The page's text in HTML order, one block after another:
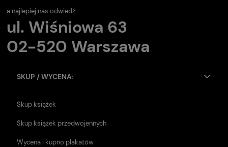
a najlepiej nas odwiedź:
ul. Wiśniowa 63
02-520 Warszawa
SKUP / WYCENA:
Skup książek
Skup książek przedwojennych
Wycena i kupno plakatów